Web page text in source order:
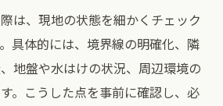
は、現地の状態を細かくチェック
具体的には、境界線の明確化、隣
地盤や水はけの状況、周辺環境の
。こうした点を事前に確認し、必